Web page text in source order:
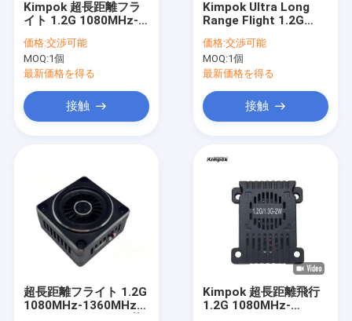
企業情報
会社案内
Kimpok 超長距離フラ
イト 1.2G 1080MHz-
ドローンアクセサリー
ビデオトランスミッタ
ー 切り替え可能パワー
FPV VTX 8CH 画像伝
送 深セン製
価格:交渉可能
MOQ:1個
最新価格を得る
接触
Kimpok Ultra Long
Range Flight 1.2G
2W VTX ドローンアク
セサリー ビデオトラン
スミッター スイッチ可
25mW/200mW/1000mW/
FPV VTX 8CH 画像伝
価格:交渉可能
MOQ:1個
最新価格を得る
接触
超長距離フライト 1.2G
1080MHz-1360MHz
Kimpok 超長距離飛行
1.2G 1080MHz-